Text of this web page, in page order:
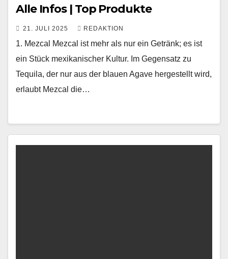
Alle Infos | Top Produkte
21. JULI 2025 REDAKTION
1. Mezcal Mezcal ist mehr als nur ein Getränk; es ist
ein Stück mexikanischer Kultur. Im Gegensatz zu
Tequila, der nur aus der blauen Agave hergestellt wird,
erlaubt Mezcal die…